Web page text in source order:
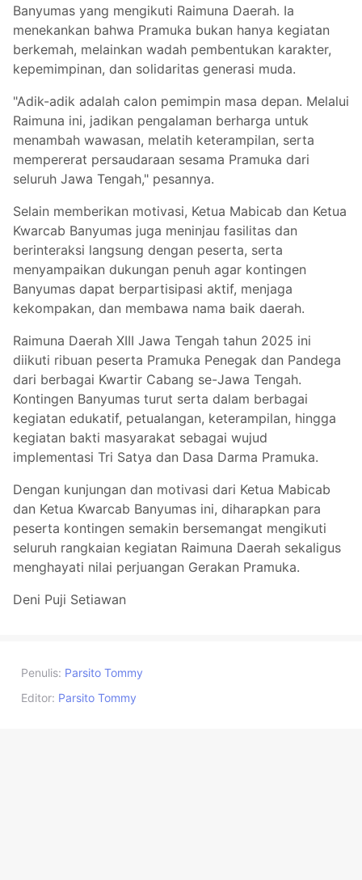
Banyumas yang mengikuti Raimuna Daerah. Ia
menekankan bahwa Pramuka bukan hanya kegiatan
berkemah, melainkan wadah pembentukan karakter,
kepemimpinan, dan solidaritas generasi muda.
"Adik-adik adalah calon pemimpin masa depan. Melalui
Raimuna ini, jadikan pengalaman berharga untuk
menambah wawasan, melatih keterampilan, serta
mempererat persaudaraan sesama Pramuka dari
seluruh Jawa Tengah," pesannya.
Selain memberikan motivasi, Ketua Mabicab dan Ketua
Kwarcab Banyumas juga meninjau fasilitas dan
berinteraksi langsung dengan peserta, serta
menyampaikan dukungan penuh agar kontingen
Banyumas dapat berpartisipasi aktif, menjaga
kekompakan, dan membawa nama baik daerah.
Raimuna Daerah XIII Jawa Tengah tahun 2025 ini
diikuti ribuan peserta Pramuka Penegak dan Pandega
dari berbagai Kwartir Cabang se-Jawa Tengah.
Kontingen Banyumas turut serta dalam berbagai
kegiatan edukatif, petualangan, keterampilan, hingga
kegiatan bakti masyarakat sebagai wujud
implementasi Tri Satya dan Dasa Darma Pramuka.
Dengan kunjungan dan motivasi dari Ketua Mabicab
dan Ketua Kwarcab Banyumas ini, diharapkan para
peserta kontingen semakin bersemangat mengikuti
seluruh rangkaian kegiatan Raimuna Daerah sekaligus
menghayati nilai perjuangan Gerakan Pramuka.
Deni Puji Setiawan
Penulis: Parsito Tommy
Editor: Parsito Tommy